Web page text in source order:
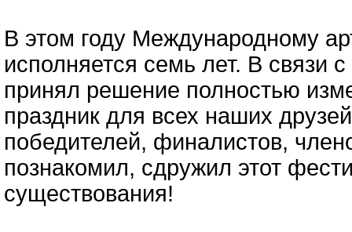
В этом году Международному
исполняется семь лет. В связи
принял решение полностью
праздник для всех наших
победителей, финалистов,
познакомил, сдружил этот
существования!